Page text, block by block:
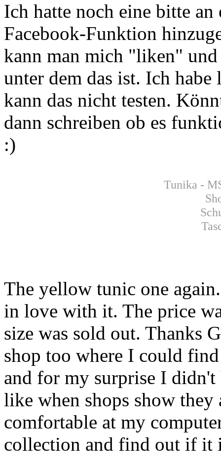
Ich hatte noch eine bitte
Facebook-Funktion
kann man mich "liken" und
unter dem das ist. Ich
kann das nicht testen.
dann schreiben ob es
:)
Tunika -
The yellow tunic one
in love with it. The price
size was sold out. Thanks
shop too where I could
and for my surprise I
like when shops show
comfortable at my
collection and find out if it